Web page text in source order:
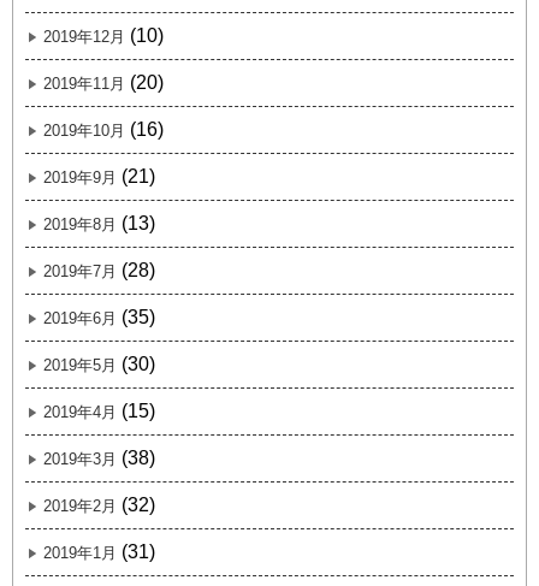
2019年12月 (10)
2019年11月 (20)
2019年10月 (16)
2019年9月 (21)
2019年8月 (13)
2019年7月 (28)
2019年6月 (35)
2019年5月 (30)
2019年4月 (15)
2019年3月 (38)
2019年2月 (32)
2019年1月 (31)